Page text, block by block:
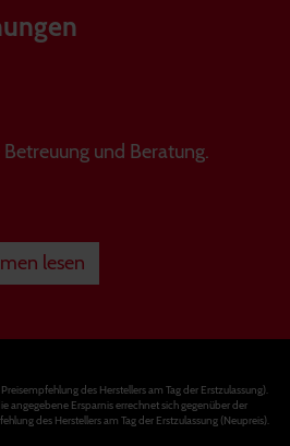
und Beratung.
lesen
des Herstellers am Tag der Erstzulassung).
angegebene Ersparnis errechnet sich gegenüber der
des Herstellers am Tag der Erstzulassung (Neupreis).